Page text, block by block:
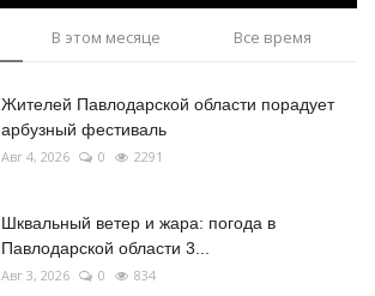
В этом месяце Все время
Жителей Павлодарской области порадует
арбузный фестиваль
Авг 4, 2026 0 2291
Шквальный ветер и жара: погода в
Павлодарской области 3...
Авг 3, 2026 0 834